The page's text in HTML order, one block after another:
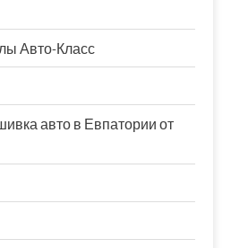
Авто-Класс
авто в Евпатории от